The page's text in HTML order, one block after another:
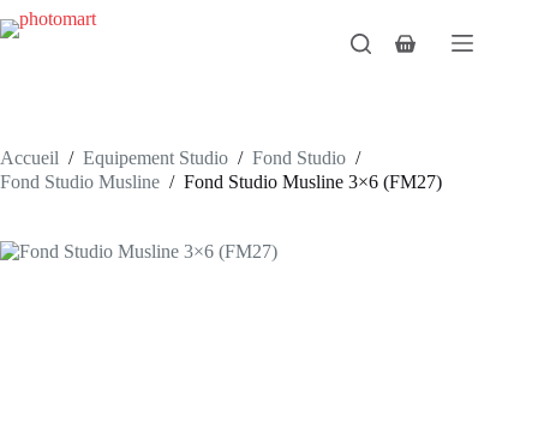
Passer
au
Panier
Accueil / Equipement Studio / Fond Studio /
Fond Studio Musline / Fond Studio Musline 3×6 (FM27)